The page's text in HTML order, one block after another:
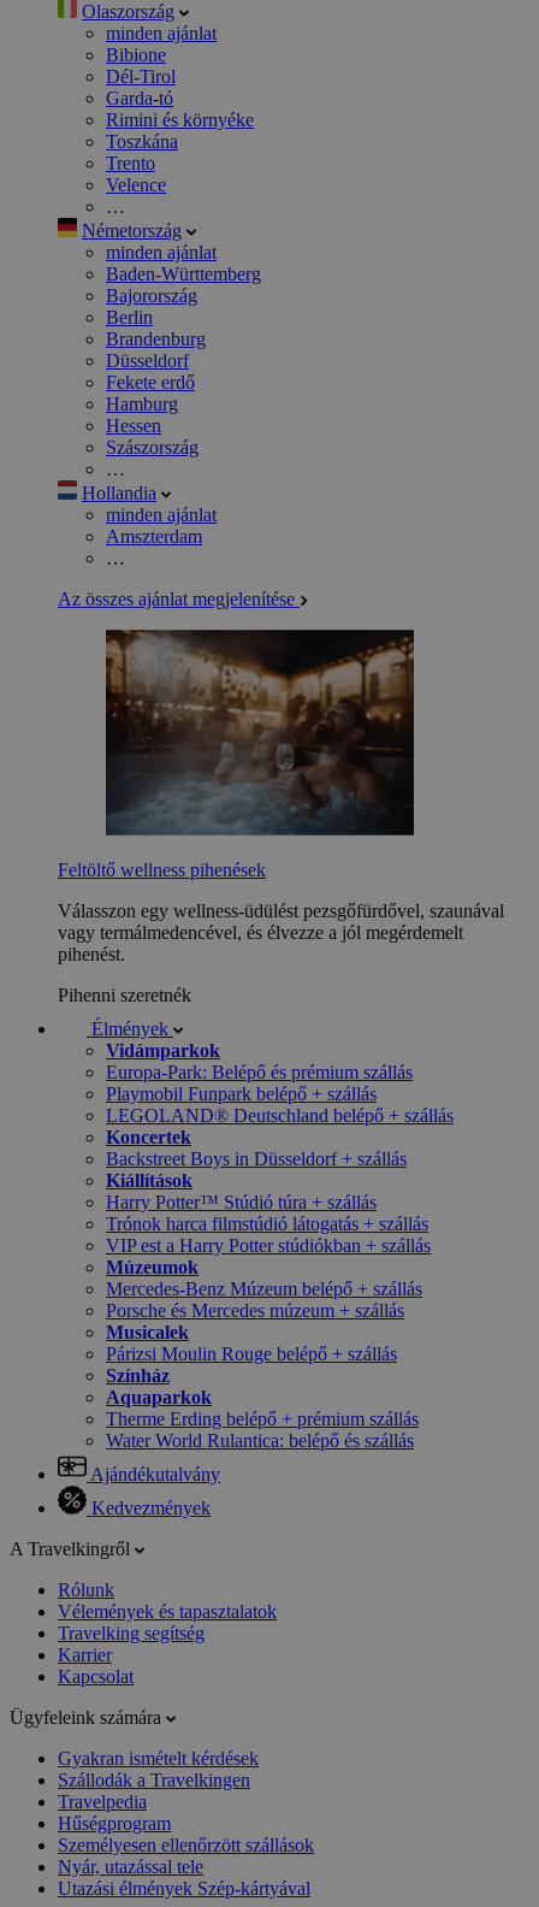
Olaszország
minden ajánlat
Bibione
Dél-Tirol
Garda-tó
Rimini és környéke
Toszkána
Trento
Velence
…
Németország
minden ajánlat
Baden-Württemberg
Bajorország
Berlin
Brandenburg
Düsseldorf
Fekete erdő
Hamburg
Hessen
Szászország
…
Hollandia
minden ajánlat
Amszterdam
…
Az összes ajánlat megjelenítése
Feltöltő wellness pihenések
Válasszon egy wellness-üdülést pezsgőfürdővel, szaunával
vagy termálmedencével, és élvezze a jól megérdemelt
pihenést.
Pihenni szeretnék
Élmények
Vidámparkok
Europa-Park: Belépő és prémium szállás
Playmobil Funpark belépő + szállás
LEGOLAND® Deutschland belépő + szállás
Koncertek
Backstreet Boys in Düsseldorf + szállás
Kiállítások
Harry Potter™ Stúdió túra + szállás
Trónok harca filmstúdió látogatás + szállás
VIP est a Harry Potter stúdiókban + szállás
Múzeumok
Mercedes-Benz Múzeum belépő + szállás
Porsche és Mercedes múzeum + szállás
Musicalek
Párizsi Moulin Rouge belépő + szállás
Színház
Aquaparkok
Therme Erding belépő + prémium szállás
Water World Rulantica: belépő és szállás
Ajándékutalvány
Kedvezmények
A Travelkingről
Rólunk
Vélemények és tapasztalatok
Travelking segítség
Karrier
Kapcsolat
Ügyfeleink számára
Gyakran ismételt kérdések
Szállodák a Travelkingen
Travelpedia
Hűségprogram
Személyesen ellenőrzött szállások
Nyár, utazással tele
Utazási élmények Szép-kártyával